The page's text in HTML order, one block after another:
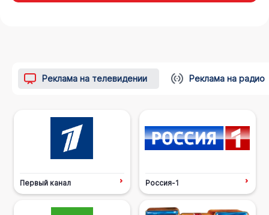
Реклама на телевидении Реклама на радио
Первый канал Россия-1